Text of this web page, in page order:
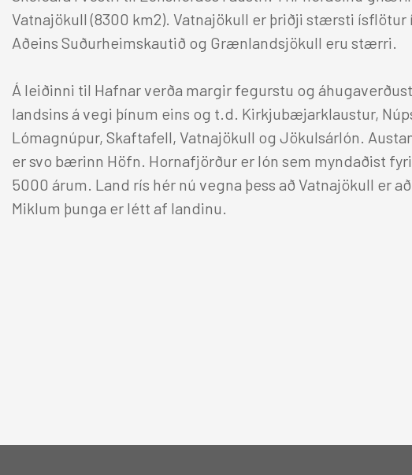
Vatnajökull (8300 km2). Vatnajökull er þriðji stærsti ísflötur
Aðeins Suðurheimskautið og Grænlandsjökull eru stærri.
Á leiðinni til Hafnar verða margir fegurstu og
landsins á vegi þínum eins og t.d. Kirkjubæjarklaustur,
Lómagnúpur, Skaftafell, Vatnajökull og Jökulsárlón.
er svo bærinn Höfn. Hornafjörður er lón sem myndaðist
5000 árum. Land rís hér nú vegna þess að Vatnajökull er
Miklum þunga er létt af landinu.